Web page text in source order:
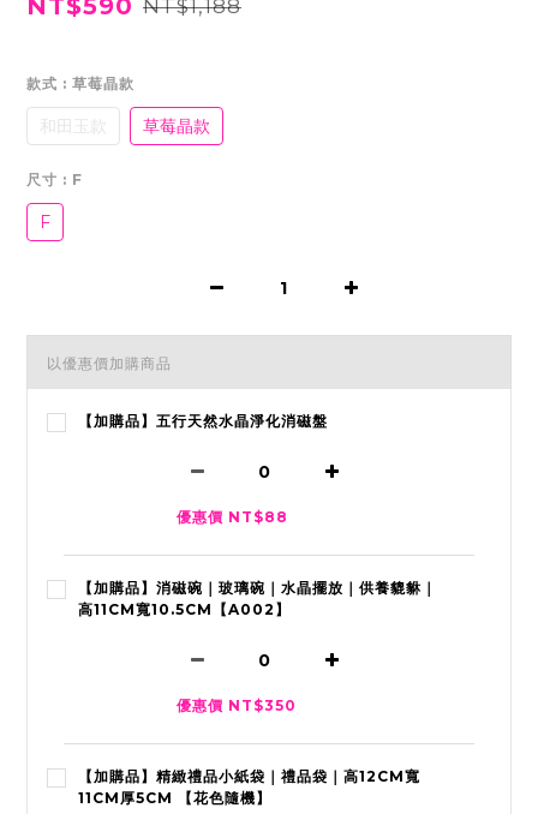
NT$590 NT$1,188
款式 : 草莓晶款
和田玉款 草莓晶款
尺寸 : F
F
以優惠價加購商品
【加購品】五行天然水晶淨化消磁盤
優惠價 NT$88
【加購品】消磁碗｜玻璃碗｜水晶擺放｜供養貔貅｜
高11CM寬10.5CM【A002】
優惠價 NT$350
【加購品】精緻禮品小紙袋｜禮品袋｜高12CM寬
11CM厚5CM 【花色隨機】